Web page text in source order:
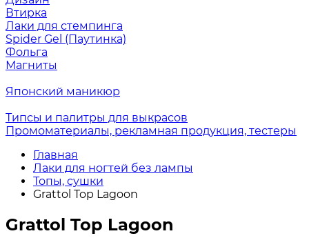
Втирка
Лаки для стемпинга
Spider Gel (Паутинка)
Фольга
Магниты
Японский маникюр
Типсы и палитры для выкрасов
Промоматериалы, рекламная продукция, тестеры
Главная
Лаки для ногтей без лампы
Топы, сушки
Grattol Top Lagoon
Grattol Top Lagoon